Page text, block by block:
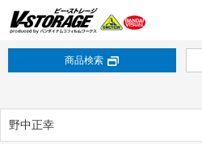
商品検索
野中正幸